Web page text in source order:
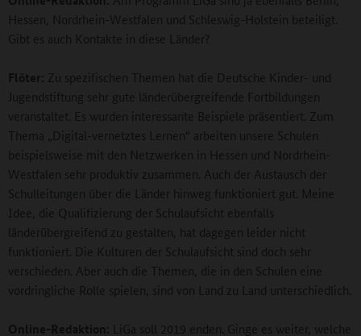
Hessen, Nordrhein-Westfalen und Schleswig-Holstein beteiligt.
Gibt es auch Kontakte in diese Länder?
Flöter: Zu spezifischen Themen hat die Deutsche Kinder- und
Jugendstiftung sehr gute länderübergreifende Fortbildungen
veranstaltet. Es wurden interessante Beispiele präsentiert. Zum
Thema „Digital-vernetztes Lernen“ arbeiten unsere Schulen
beispielsweise mit den Netzwerken in Hessen und Nordrhein-
Westfalen sehr produktiv zusammen. Auch der Austausch der
Schulleitungen über die Länder hinweg funktioniert gut. Meine
Idee, die Qualifizierung der Schulaufsicht ebenfalls
länderübergreifend zu gestalten, hat dagegen leider nicht
funktioniert. Die Kulturen der Schulaufsicht sind doch sehr
verschieden. Aber auch die Themen, die in den Schulen eine
vordringliche Rolle spielen, sind von Land zu Land unterschiedlich.
Online-Redaktion: LiGa soll 2019 enden. Ginge es weiter, welche